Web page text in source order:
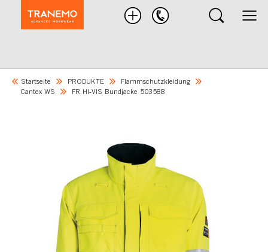
Produkten
Startseite PRODUKTE
Flammschutzkleidung
Cantex WS
FR HI-VIS Bundjacke 503588